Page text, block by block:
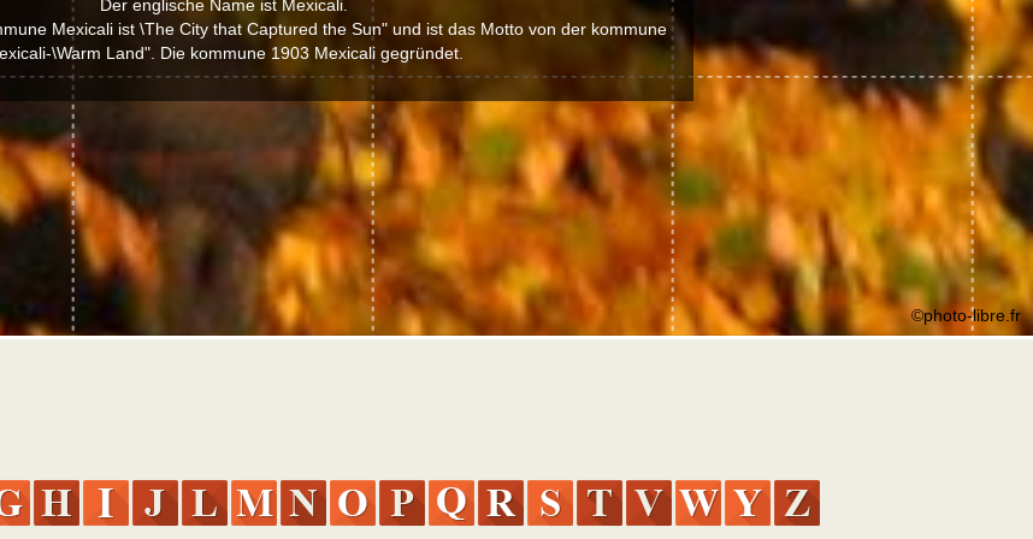
Der englische Name ist Mexicali.
Mexicali ist \The City that Captured the Sun" und ist das Motto von der kommune
\Warm Land". Die kommune 1903 Mexicali gegründet.
©photo-libre.fr